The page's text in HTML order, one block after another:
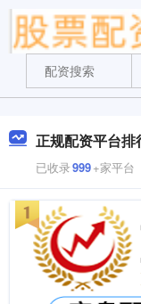
正规配资平台排
已收录999+家平台